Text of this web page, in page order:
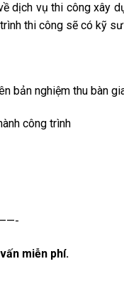
dịch vụ thi công xây
thi công sẽ có kỹ
bản nghiệm thu bàn
công trình
miễn phí.